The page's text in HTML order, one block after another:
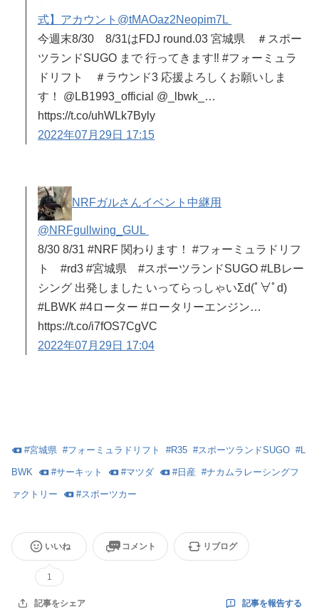
式】アカウント @tMAOaz2Neopim7L
今週末8/30 8/31はFDJ round.03 宮城県 ＃スポー
ツランドSUGO まで 行ってきます‼️ #フォーミュラ
ドリフト ＃ラウンド3 応援よろしくお願いしま
す！ @LB1993_official @_lbwk_…
https://t.co/uhWLk7Byly
2022年07月29日 17:15
NRFガルさんイベント中継用
@NRFgullwing_GUL
8/30 8/31 #NRF 関わります！ #フォーミュラドリフ
ト #rd3 #宮城県 #スポーツランドSUGO #LBレー
シング 出発しました いってらっしゃいΣd(ﾟ∀ﾟd)
#LBWK #4ローター #ロータリーエンジン…
https://t.co/i7fOS7CgVC
2022年07月29日 17:04
#宮城県 #フォーミュラドリフト #R35 #スポーツランドSUGO #L
BWK #サーキット #マツダ #日産 #ナカムラレーシングフ
ァクトリー #スポーツカー
いいね
1
コメント リブログ
記事をシェア 記事を報告する